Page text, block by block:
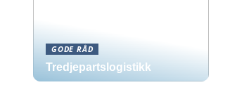
GODE RÅD
Tredjepartslogistikk